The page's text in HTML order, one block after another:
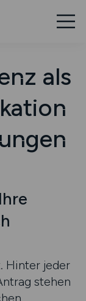
als
Hinter jeder
stehen